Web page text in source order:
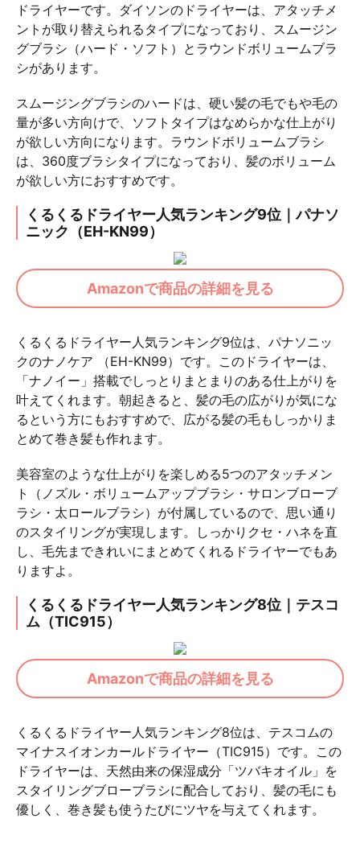
ドライヤーです。ダイソンのドライヤーは、アタッチメ
ントが取り替えられるタイプになっており、スムージン
グブラシ（ハード・ソフト）とラウンドボリュームブラ
シがあります。
スムージングブラシのハードは、硬い髪の毛でもや毛の
量が多い方向けで、ソフトタイプはなめらかな仕上がり
が欲しい方向になります。ラウンドボリュームブラシ
は、360度ブラシタイプになっており、髪のボリューム
が欲しい方におすすめです。
くるくるドライヤー人気ランキング9位｜パナソ
ニック（EH-KN99）
Amazonで商品の詳細を見る
くるくるドライヤー人気ランキング9位は、パナソニッ
クのナノケア （EH-KN99）です。このドライヤーは、
「ナノイー」搭載でしっとりまとまりのある仕上がりを
叶えてくれます。朝起きると、髪の毛の広がりが気にな
るという方にもおすすめで、広がる髪の毛もしっかりま
とめて巻き髪も作れます。
美容室のような仕上がりを楽しめる5つのアタッチメン
ト（ノズル・ボリュームアップブラシ・サロンブローブ
ラシ・太ロールブラシ）が付属しているので、思い通り
のスタイリングが実現します。しっかりクセ・ハネを直
し、毛先まできれいにまとめてくれるドライヤーでもあ
りますよ。
くるくるドライヤー人気ランキング8位｜テスコ
ム（TIC915）
Amazonで商品の詳細を見る
くるくるドライヤー人気ランキング8位は、テスコムの
マイナスイオンカールドライヤー（TIC915）です。この
ドライヤーは、天然由来の保湿成分「ツバキオイル」を
スタイリングブローブラシに配合しており、髪の毛にも
優しく、巻き髪も使うたびにツヤを与えてくれます。